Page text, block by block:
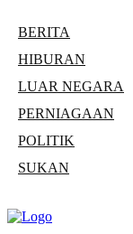
BERITA
HIBURAN
LUAR NEGARA
PERNIAGAAN
POLITIK
SUKAN